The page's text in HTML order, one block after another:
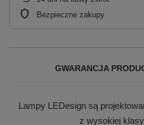
Bezpieczne zakupy
GWARANCJA
Lampy LEDesign są
z wysokiej